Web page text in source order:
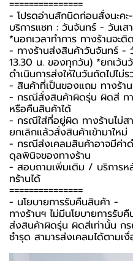
===============
-️ โปรดอ่านสักนิดก่อนสั่งนะคะ-️
บริการแชท : วันจันทร์ - วันเ
*นอกเวลาทำการ ทางร้านจะ
- ทางร้านส่งสินค้าวันจันทร์ -
13.30 น. ของทุกวัน) *ยกเว้
ดำเนินการส่งให้ในวันถัดไปไม่
- สินค้าที่เป็นของแถม ทางร้
- กรณีสั่งสินค้าผิดรุ่น ผิดสี ทา
หรือคืนสินค้าได้
- กรณีใส่ที่อยู่ผิด ทางร้านไม่ส
ยกเลิกแล้วสั่งสินค้าเข้ามาใหม่
- กรณีส่งเคลมสินค้าอาจมีค่าด
ดุลพินิจของทางร้าน
- สอบถามเพิ่มเติม / บริการห
ทร้านได้
===============
-️ นโยบายการรับคืนสินค้า -️
ทางร้านฯ ไม่มีนโยบายการรั
ส่งสินค้าผิดรุ่น ผิดสีเท่านั้น ก
ชำรุด สามารส่งเคลมได้ตามเงื่